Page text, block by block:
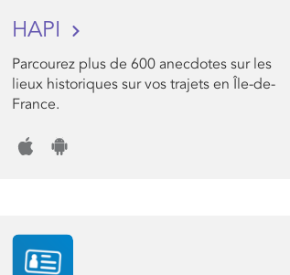
HAPI
Parcourez plus de 600 anecdotes sur les
lieux historiques sur vos trajets en Île-de-
France.